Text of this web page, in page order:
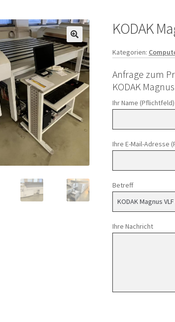
KODAK
Kategorien:
Anfrage zum
KODAK
Ihr Name (Pflichtfeld)
Ihre E-Mail-Adresse
Betreff
Ihre Nachricht